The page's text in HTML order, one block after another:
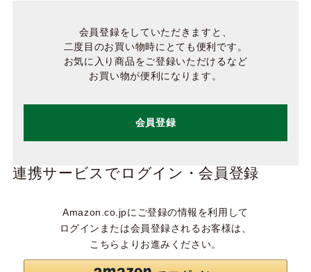
会員登録をしていただきますと、
二度目のお買い物時にとても便利です。
お気に入り商品をご登録いただけるなど
お買い物が便利になります。
会員登録
連携サービスでログイン・会員登録
Amazon.co.jpにご登録の情報を利用して
ログインまたは会員登録されるお客様は、
こちらよりお進みください。